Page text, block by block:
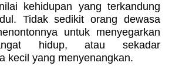
kehidupan yang terkandung
Tidak sedikit orang dewasa
untuk menyegarkan
hidup, atau sekadar
kecil yang menyenangkan.